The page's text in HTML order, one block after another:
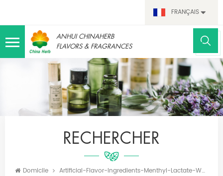
FRANÇAIS
ANHUI CHINAHERB
FLAVORS & FRAGRANCES
RECHERCHER
Domicile Artificial-Flavor-Ingredients-Menthyl-Lactate-White